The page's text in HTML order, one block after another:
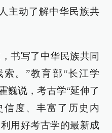
主动了解中华民族共
书写了中华民族共同
。”教育部“长江学
巍说，考古学“延伸了
度、丰富了历史内
用好考古学的最新成